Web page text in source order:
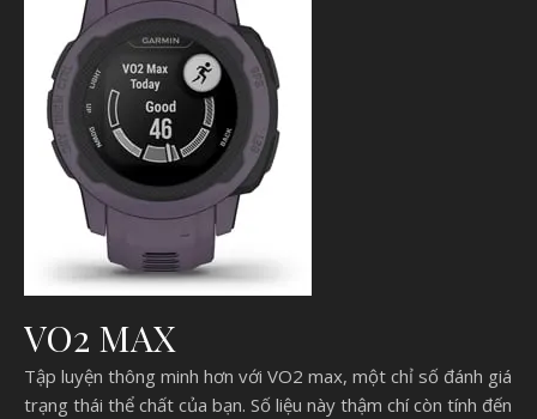
VO2 MAX
Tập luyện thông minh hơn với VO2 max, một chỉ số đánh giá
trạng thái thể chất của bạn. Số liệu này thậm chí còn tính đến